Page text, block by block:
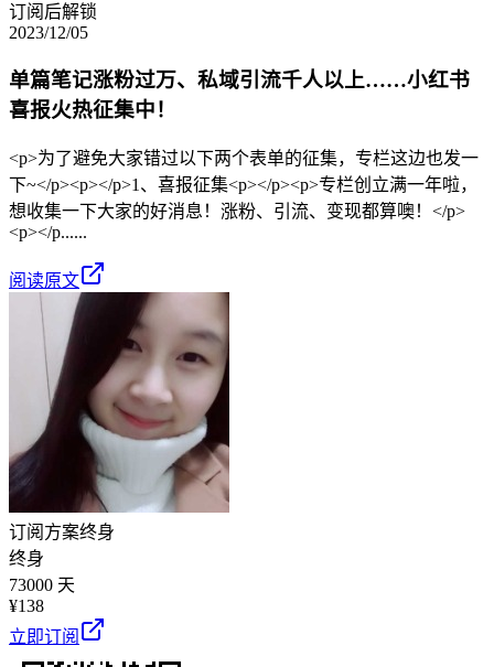
订阅后解锁
2023/12/05
单篇笔记涨粉过万、私域引流千人以上……小红书
喜报火热征集中！
<p>为了避免大家错过以下两个表单的征集，专栏这边也发一
下~</p><p></p>1、喜报征集<p></p><p>专栏创立满一年啦，
想收集一下大家的好消息！涨粉、引流、变现都算噢！</p>
<p></p......
阅读原文
订阅方案终身
终身
73000 天
¥138
立即订阅